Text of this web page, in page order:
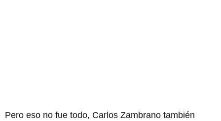
Pero eso no fue todo, Carlos Zambrano también